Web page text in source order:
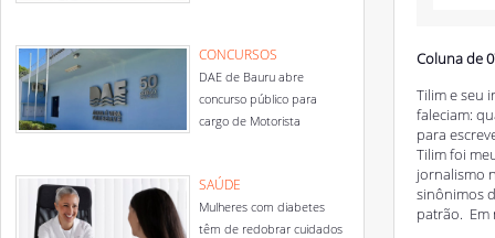
CONCURSOS
DAE de Bauru abre
concurso público para
cargo de Motorista
SAÚDE
Mulheres com diabetes
têm de redobrar cuidados
Coluna de
Tilim e seu
faleciam:
para
Tilim foi
jornalismo
sinônimos
patrão. Em